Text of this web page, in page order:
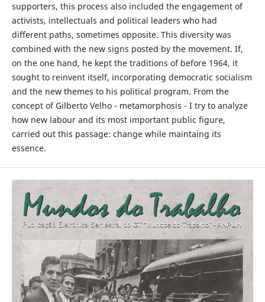
supporters, this process also included the engagement of
activists, intellectuals and political leaders who had
different paths, sometimes opposite. This diversity was
combined with the new signs posted by the movement. If,
on the one hand, he kept the traditions of before 1964, it
sought to reinvent itself, incorporating democratic socialism
and the new themes to his political program. From the
concept of Gilberto Velho - metamorphosis - I try to analyze
how new labour and its most important public figure,
carried out this passage: change while maintaing its
essence.